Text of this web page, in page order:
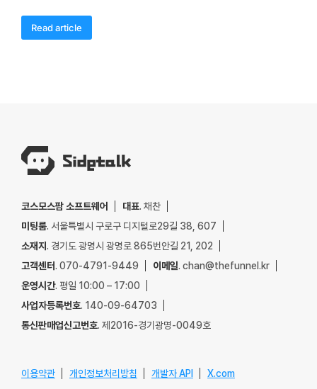
Read article
코스모스팜 소프트웨어 대표. 채찬
미팅룸. 서울특별시 구로구 디지털로29길 38, 607
소재지. 경기도 광명시 광명로 865번안길 21, 202
고객센터. 070-4791-9449 이메일. chan@thefunnel.kr
운영시간. 평일 10:00 – 17:00
사업자등록번호. 140-09-64703
통신판매업신고번호. 제2016-경기광명-0049호
이용약관 개인정보처리방침 개발자 API X.com